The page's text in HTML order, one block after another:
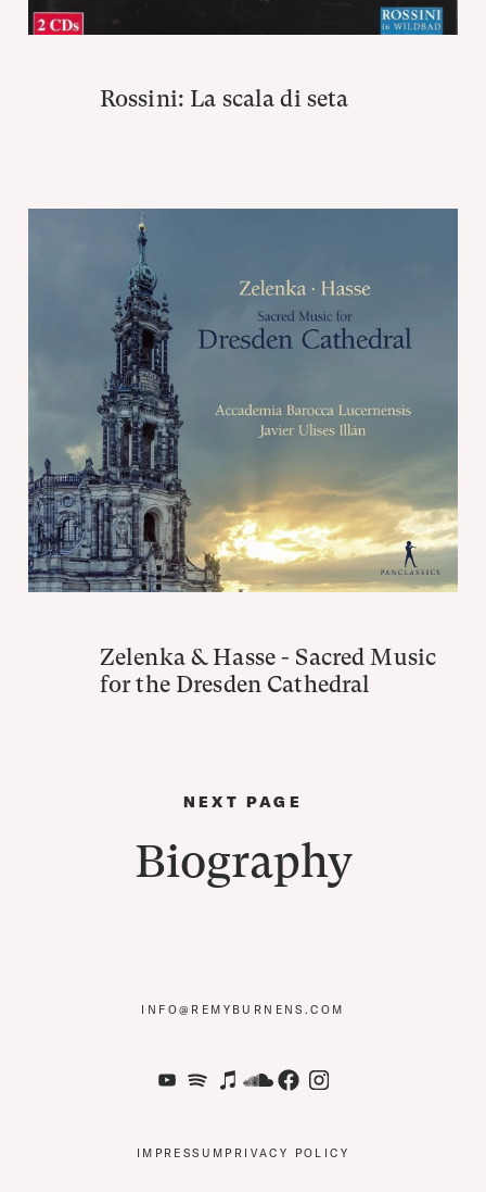
Rossini: La scala di seta
Zelenka & Hasse - Sacred Music
for the Dresden Cathedral
NEXT PAGE
Biography
NF R MYB RN NS C M
IMPRESSUM PRIVACY POLICY